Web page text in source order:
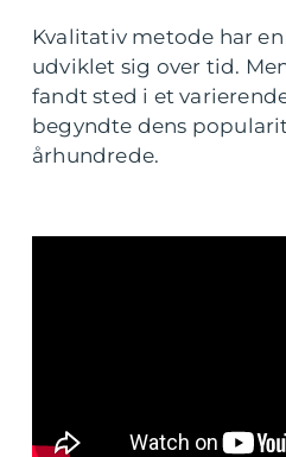
Kvalitativ metode har
udviklet sig over tid.
fandt sted i et
begyndte dens
århundrede.